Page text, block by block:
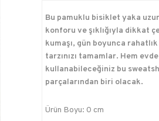
Bu pamuklu bisiklet yaka
konforu ve şıklığıyla dikkat
kumaşı, gün boyunca
tarzınızı tamamlar. Hem
kullanabileceğiniz bu
parçalarından biri olacak.
Ürün Boyu: 0 cm